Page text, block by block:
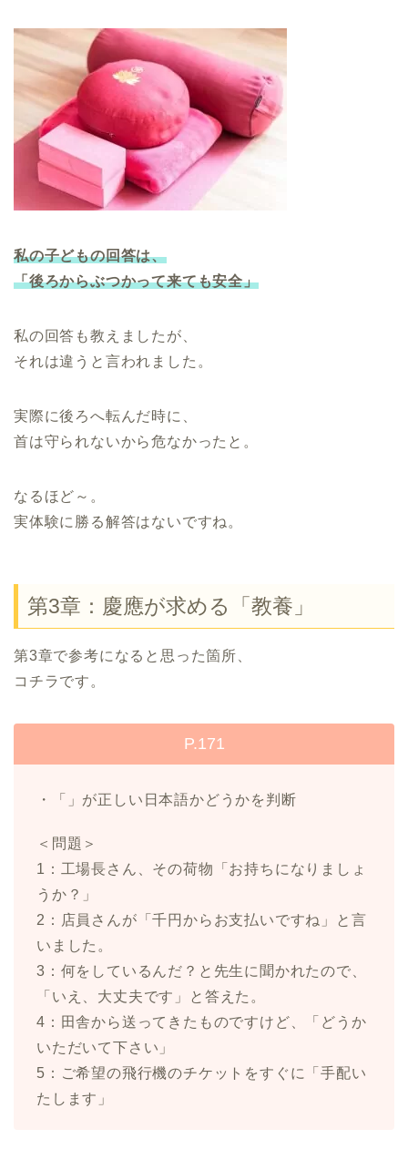
私の子どもの回答は、
「後ろからぶつかって来ても安全」
私の回答も教えましたが、
それは違うと言われました。
実際に後ろへ転んだ時に、
首は守られないから危なかったと。
なるほど～。
実体験に勝る解答はないですね。
第3章：慶應が求める「教養」
第3章で参考になると思った箇所、
コチラです。
P.171
・「」が正しい日本語かどうかを判断
＜問題＞
1：工場長さん、その荷物「お持ちになりましょ
うか？」
2：店員さんが「千円からお支払いですね」と言
いました。
3：何をしているんだ？と先生に聞かれたので、
「いえ、大丈夫です」と答えた。
4：田舎から送ってきたものですけど、「どうか
いただいて下さい」
5：ご希望の飛行機のチケットをすぐに「手配い
たします」